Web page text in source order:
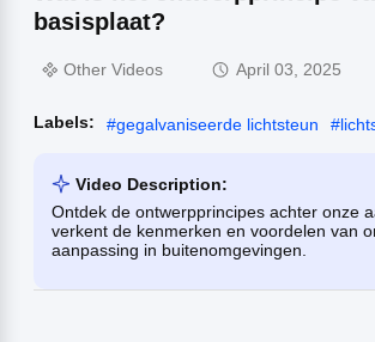
basisplaat?
Other Videos April 03, 2025
Labels: #gegalvaniseerde lichtsteun #
Video Description:
Ontdek de ontwerpprincipes achter onze
verkent de kenmerken en voordelen van
aanpassing in buitenomgevingen.